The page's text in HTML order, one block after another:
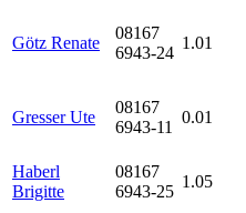
Götz Renate
08167
6943-24
1.01
Gresser Ute
08167
6943-11
0.01
Haberl
Brigitte
08167
6943-25
1.05